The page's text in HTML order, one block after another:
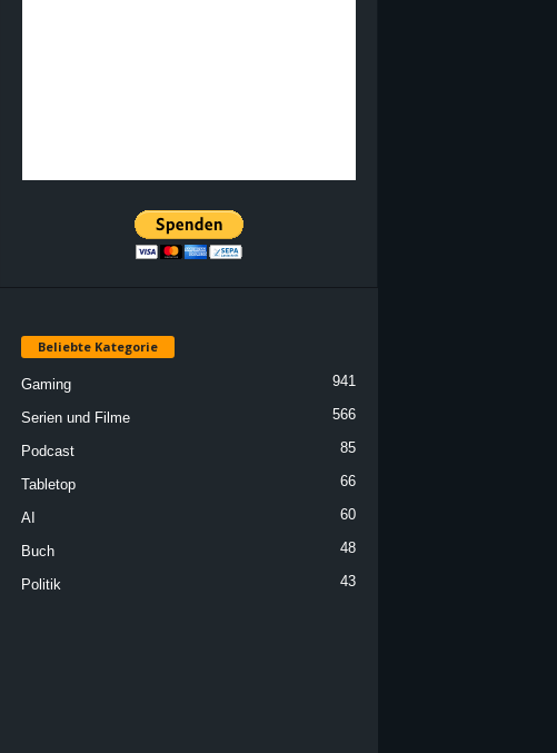
Beliebte Kategorie
Gaming 941
Serien und Filme 566
Podcast 85
Tabletop 66
AI 60
Buch 48
Politik 43